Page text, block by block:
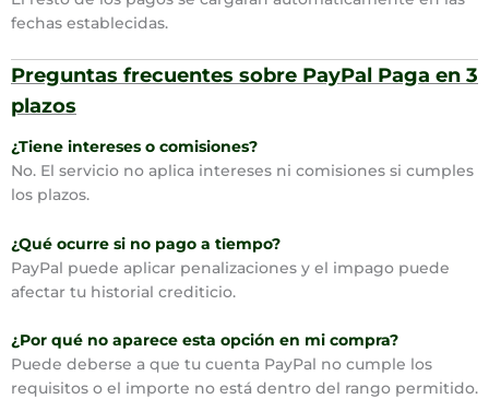
fechas establecidas.
Preguntas frecuentes sobre PayPal Paga en 3
plazos
¿Tiene intereses o comisiones?
No. El servicio no aplica intereses ni comisiones si cumples
los plazos.
¿Qué ocurre si no pago a tiempo?
PayPal puede aplicar penalizaciones y el impago puede
afectar tu historial crediticio.
¿Por qué no aparece esta opción en mi compra?
Puede deberse a que tu cuenta PayPal no cumple los
requisitos o el importe no está dentro del rango permitido.